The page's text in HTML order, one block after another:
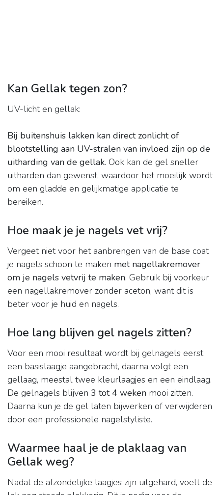
Kan Gellak tegen zon?
UV-licht en gellak:
Bij buitenshuis lakken kan direct zonlicht of
blootstelling aan UV-stralen van invloed zijn op de
uitharding van de gellak. Ook kan de gel sneller
uitharden dan gewenst, waardoor het moeilijk wordt
om een gladde en gelijkmatige applicatie te
bereiken.
Hoe maak je je nagels vet vrij?
Vergeet niet voor het aanbrengen van de base coat
je nagels schoon te maken met nagellakremover
om je nagels vetvrij te maken. Gebruik bij voorkeur
een nagellakremover zonder aceton, want dit is
beter voor je huid en nagels.
Hoe lang blijven gel nagels zitten?
Voor een mooi resultaat wordt bij gelnagels eerst
een basislaagje aangebracht, daarna volgt een
gellaag, meestal twee kleurlaagjes en een eindlaag.
De gelnagels blijven 3 tot 4 weken mooi zitten.
Daarna kun je de gel laten bijwerken of verwijderen
door een professionele nagelstyliste.
Waarmee haal je de plaklaag van
Gellak weg?
Nadat de afzondelijke laagjes zijn uitgehard, voelt de